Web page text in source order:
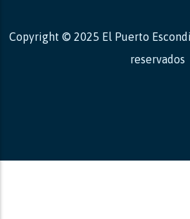
Copyright © 2025 El Puerto
reservados